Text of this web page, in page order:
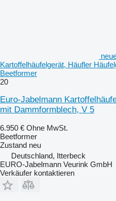
Kartoffelhäufelgerät, Häufler
Beetformer
20
Euro-Jabelmann
mit Dammformblech, V 5
6.950 € Ohne MwSt.
Beetformer
Zustand neu
Deutschland, Itterbeck
EURO-Jabelmann Veurink GmbH
Verkäufer kontaktieren